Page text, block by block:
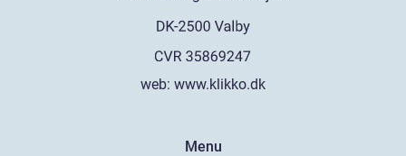
web: www.klikko.dk
Menu